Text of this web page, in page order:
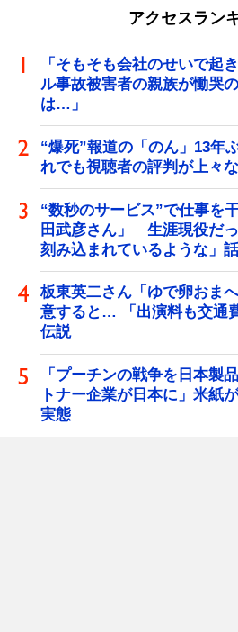
アクセスラン
「そもそも会社のせいで
ル事故被害者の親族が慟哭
は…」
“爆死”報道の「のん」13
れでも視聴者の評判が上々
“数秒のサービス”で仕事を
田武彦さん」 生涯現役だ
刻み込まれているような」
板東英二さん「ゆで卵おま
意すると… 「出演料も交通
伝説
「プーチンの戦争を日本製
トナー企業が日本に」米紙
実態